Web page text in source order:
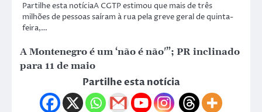
Partilhe esta notíciaA CGTP estimou que mais de três
milhões de pessoas saíram à rua pela greve geral de quinta-
feira,…
A Montenegro é um ‘não é não'”; PR inclinado
para 11 de maio
Partilhe esta notícia